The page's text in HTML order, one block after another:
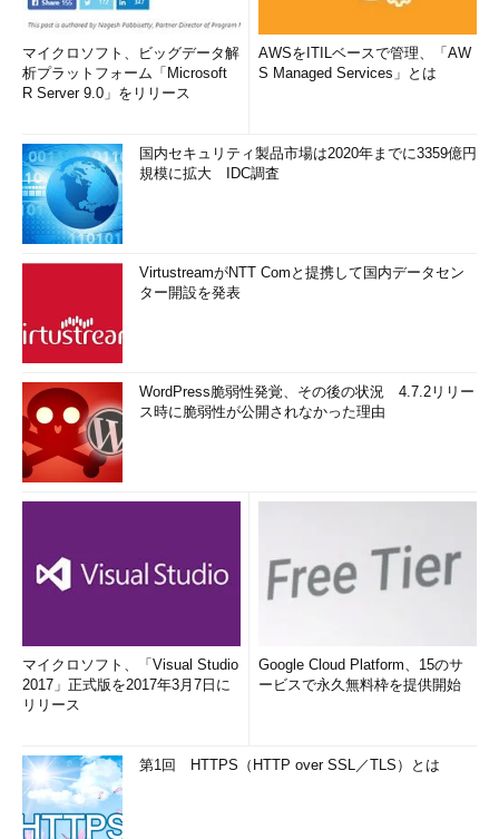
マイクロソフト、ビッグデータ解
析プラットフォーム「Microsoft
R Server 9.0」をリリース
AWSをITILベースで管理、「AW
S Managed Services」とは
国内セキュリティ製品市場は2020年までに3359億円
規模に拡大 IDC調査
VirtustreamがNTT Comと提携して国内データセン
ター開設を発表
WordPress脆弱性発覚、その後の状況 4.7.2リリー
ス時に脆弱性が公開されなかった理由
マイクロソフト、「Visual Studio
2017」正式版を2017年3月7日に
リリース
Google Cloud Platform、15のサ
ービスで永久無料枠を提供開始
第1回 HTTPS（HTTP over SSL／TLS）とは